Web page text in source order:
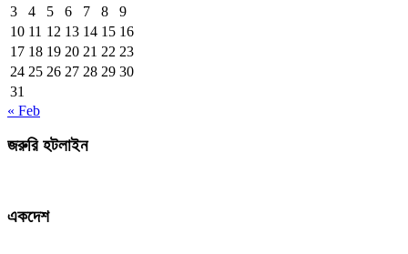
3
4 5 6 7 8
9
10 11 12 13 14 15 16
17 18 19 20 21 22 23
24 25 26 27 28 29 30
31
« Feb
জরুরি হটলাইন
একদেশ